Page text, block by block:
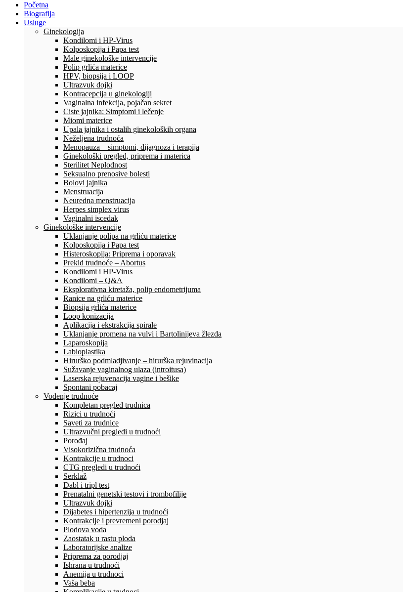
Početna
Biografija
Usluge
Ginekologija
Kondilomi i HP-Virus
Kolposkopija i Papa test
Male ginekološke intervencije
Polip grlića materice
HPV, biopsija i LOOP
Ultrazvuk dojki
Kontracepcija u ginekologiji
Vaginalna infekcija, pojačan sekret
Ciste jajnika: Simptomi i lečenje
Miomi materice
Upala jajnika i ostalih ginekoloških organa
Neželjena trudnoća
Menopauza – simptomi, dijagnoza i terapija
Ginekološki pregled, priprema i materica
Sterilitet Neplodnost
Seksualno prenosive bolesti
Bolovi jajnika
Menstruacija
Neuredna menstruacija
Herpes simplex virus
Vaginalni iscedak
Ginekološke intervencije
Uklanjanje polipa na grliću materice
Kolposkopija i Papa test
Histeroskopija: Priprema i oporavak
Prekid trudnoće – Abortus
Kondilomi i HP-Virus
Kondilomi – Q&A
Eksplorativna kiretaža, polip endometrijuma
Ranice na grliću materice
Biopsija grlića materice
Loop konizacija
Aplikacija i ekstrakcija spirale
Uklanjanje promena na vulvi i Bartolinijeva žlezda
Laparoskopija
Labioplastika
Hirurško podmladjivanje – hirurška rejuvinacija
Sužavanje vaginalnog ulaza (introitusa)
Laserska rejuvenacija vagine i bešike
Spontani pobacaj
Vođenje trudnoće
Kompletan pregled trudnica
Rizici u trudnoći
Saveti za trudnice
Ultrazvučni pregledi u trudnoći
Porođaj
Visokorizična trudnoća
Kontrakcije u trudnoci
CTG pregledi u trudnoći
Serklaž
Dabl i tripl test
Prenatalni genetski testovi i trombofilije
Ultrazvuk dojki
Dijabetes i hipertenzija u trudnoći
Kontrakcije i prevremeni porodjaj
Plodova voda
Zaostatak u rastu ploda
Laboratorijske analize
Priprema za porodjaj
Ishrana u trudnoći
Anemija u trudnoci
Vaša beba